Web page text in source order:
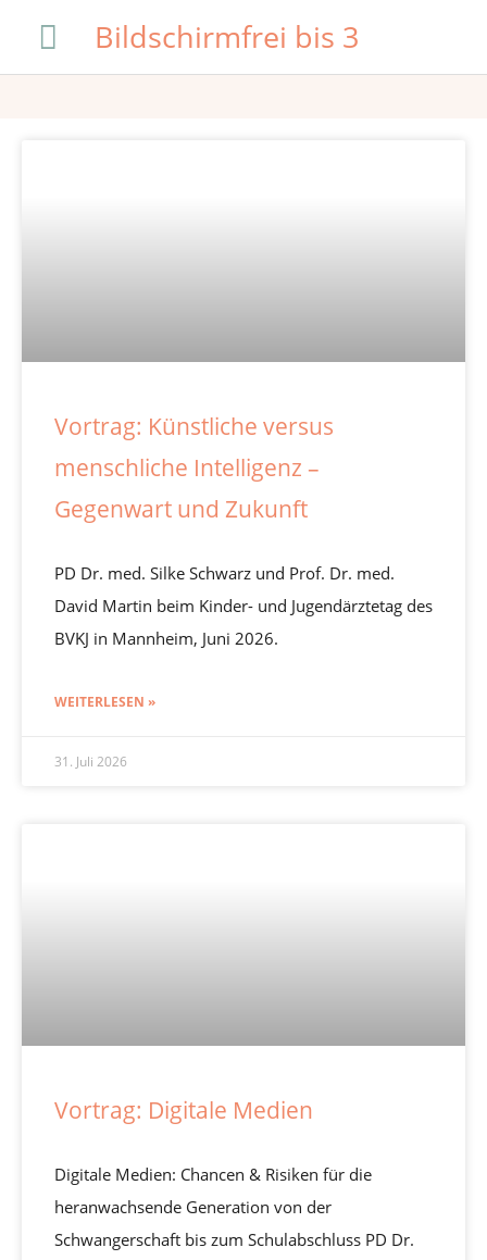
Inhalt
Bildschirmfrei bis 3
Hauptmenü
Vortrag: Künstliche versus
menschliche Intelligenz –
Gegenwart und Zukunft
PD Dr. med. Silke Schwarz und Prof. Dr. med.
David Martin beim Kinder- und Jugendärztetag des
BVKJ in Mannheim, Juni 2026.
WEITERLESEN »
31. Juli 2026
Vortrag: Digitale Medien
Digitale Medien: Chancen & Risiken für die
heranwachsende Generation von der
Schwangerschaft bis zum Schulabschluss PD Dr.